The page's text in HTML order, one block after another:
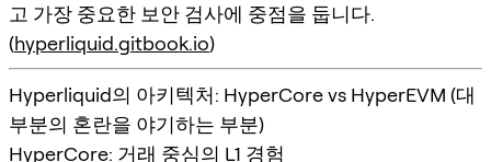
고 가장 중요한 보안 검사에 중점을 둡니다.
(hyperliquid.gitbook.io)
Hyperliquid의 아키텍처: HyperCore vs HyperEVM (대
부분의 혼란을 야기하는 부분)
HyperCore: 거래 중심의 L1 경험